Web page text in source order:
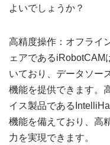
よいでしょうか？
高精度操作：オフライ
ェアである
いており、データソー
機能を提供できます。
イス製品である
機能を備えており、高
力を実現できます。